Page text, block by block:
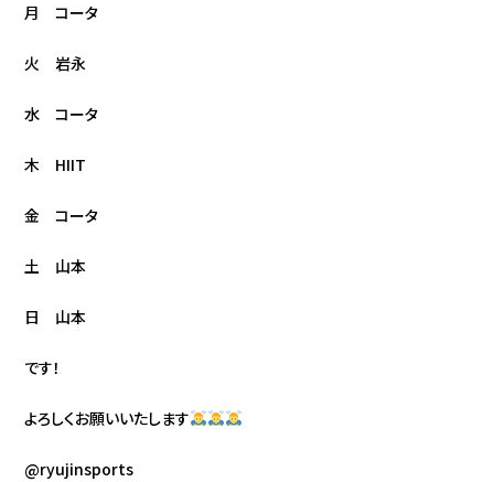
月 コータ
火 岩永
水 コータ
木 HIIT
金 コータ
土 山本
日 山本
です！
よろしくお願いいたします
@ryujinsports